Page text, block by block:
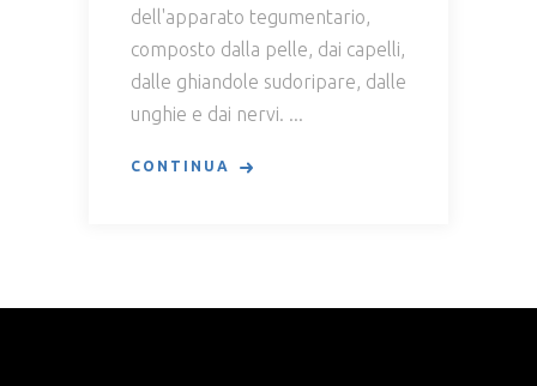
dell'apparato tegumentario,
composto dalla pelle, dai capelli,
dalle ghiandole sudoripare, dalle
unghie e dai nervi.
CONTINUA